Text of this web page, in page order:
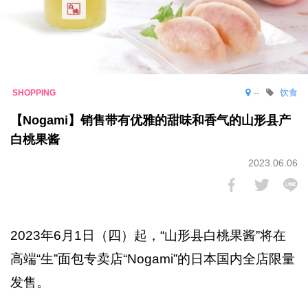
-- 饮食
【Nogami】销售带有优雅的甜味和香气的山形县产
白桃果酱
2023.06.06
2023年6月1日（四）起，“山形县白桃果酱”将在
高端“生”面包专卖店“Nogami”的日本国内全店限量
发售。